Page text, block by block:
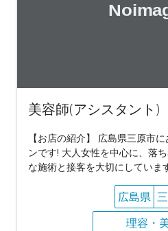
美容師(アシスタント)
【お店の紹介】 広島県三原市
ンです! 大人女性を中心に、落
な施術と接客を大切にしていま
広島県
理容・